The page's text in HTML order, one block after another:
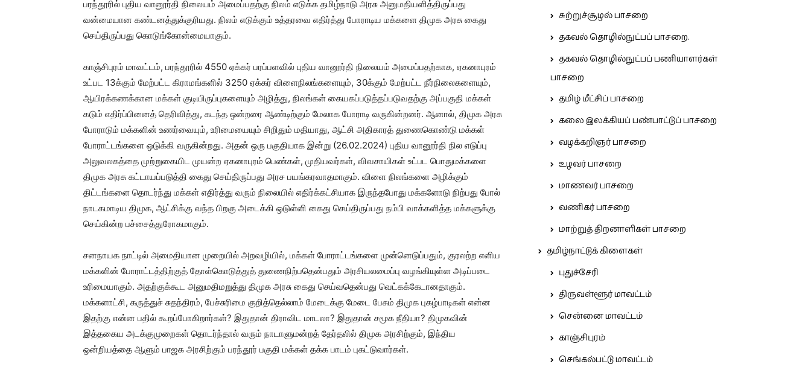
பரந்தூரில் புதிய வானூர்தி நிலையம் அமைப்பதற்கு நிலம் எடுக்க தமிழ்நாடு அரசு அனுமதியளித்திருப்பது
வன்மையான கண்டனத்துக்குரியது. நிலம் எடுக்கும் உத்தரவை எதிர்த்து போராடிய மக்களை திமுக அரசு கைது
செய்திருப்பது கொடுங்கோன்மையாகும்.
காஞ்சிபுரம் மாவட்டம், பரந்தூரில் 4550 ஏக்கர் பரப்பளவில் புதிய வானூர்தி நிலையம் அமைப்பதற்காக, ஏகனாபுரம்
உட்பட 13க்கும் மேற்பட்ட கிராமங்களில் 3250 ஏக்கர் விளைநிலங்களையும், 30க்கும் மேற்பட்ட நீர்நிலைகளையும்,
ஆயிரக்கணக்கான மக்கள் குடியிருப்புகளையும் அழித்து, நிலங்கள் கையகப்படுத்தப்படுவதற்கு அப்பகுதி மக்கள்
கடும் எதிர்ப்பினைத் தெரிவித்து, கடந்த ஒன்றரை ஆண்டிற்கும் மேலாக போராடி வருகின்றனர். ஆனால், திமுக அரசு
போராடும் மக்களின் உணர்வையும், உரிமையையும் சிறிதும் மதியாது, ஆட்சி அதிகாரத் துணைகொண்டு மக்கள்
போராட்டங்களை ஒடுக்கி வருகின்றது. அதன் ஒரு பகுதியாக இன்று (26.02.2024) புதிய வானூர்தி நில எடுப்பு
அலுவலகத்தை முற்றுகையிட முயன்ற ஏகனாபுரம் பெண்கள், முதியவர்கள், விவசாயிகள் உட்பட பொதுமக்களை
திமுக அரசு கட்டாயப்படுத்தி கைது செய்திருப்பது அரச பயங்கரவாதமாகும். விளை நிலங்களை அழிக்கும்
திட்டங்களை தொடர்ந்து மக்கள் எதிர்த்து வரும் நிலையில் எதிர்க்கட்சியாக இருந்தபோது மக்களோடு நிற்பது போல்
நாடகமாடிய திமுக, ஆட்சிக்கு வந்த பிறகு அடைக்கி ஒடுள்ளி கைது செய்திருப்பது நம்பி வாக்களித்த மக்களுக்கு
செய்கின்ற பச்சைத்துரோகமாகும்.
சனநாயக நாட்டில் அமைதியான முறையில் அறவழியில், மக்கள் போராட்டங்களை முன்னெடுப்பதும், குரலற்ற எளிய
மக்களின் போராட்டத்திற்குத் தோள்கொடுத்துத் துணைநிற்பதென்பதும் அரசியலமைப்பு வழங்கியுள்ள அடிப்படை
உரிமையாகும். அதற்குக்கூட அனுமதிமறுத்து திமுக அரசு கைது செய்வதென்பது வெட்கக்கேடானதாகும்.
மக்களாட்சி, கருத்துச் சுதந்திரம், பேச்சுரிமை குறித்தெல்லாம் மேடைக்கு மேடை பேசும் திமுக புகழ்பாடிகள் என்ன
இதற்கு என்ன பதில் கூறப்போகிறார்கள்? இதுதான் திராவிட மாடலா? இதுதான் சமூக நீதியா? திமுகவின்
இத்தகைய அடக்குமுறைகள் தொடர்ந்தால் வரும் நாடாளுமன்றத் தேர்தலில் திமுக அரசிற்கும், இந்திய
ஒன்றியத்தை ஆளும் பாஜக அரசிற்கும் பரந்தூர் பகுதி மக்கள் தக்க பாடம் புகட்டுவார்கள்.
சுற்றுச்சூழல் பாசறை
தகவல் தொழில்நுட்பப் பாசறை.
தகவல் தொழில்நுட்பப் பணியாளர்கள்
பாசறை
தமிழ் மீட்சிப் பாசறை
கலை இலக்கியப் பண்பாட்டுப் பாசறை
வழக்கறிஞர் பாசறை
உழவர் பாசறை
மாணவர் பாசறை
வணிகர் பாசறை
மாற்றுத் திறனாளிகள் பாசறை
தமிழ்நாட்டுக் கிளைகள்
புதுச்சேரி
திருவள்ளூர் மாவட்டம்
சென்னை மாவட்டம்
காஞ்சிபுரம்
செங்கல்பட்டு மாவட்டம்